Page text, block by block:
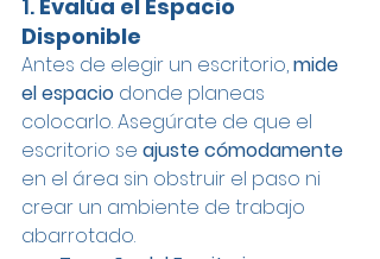
1. Evalúa el Espacio
Disponible
Antes de elegir un escritorio, mide
el espacio donde planeas
colocarlo. Asegúrate de que el
escritorio se ajuste cómodamente
en el área sin obstruir el paso ni
crear un ambiente de trabajo
abarrotado.